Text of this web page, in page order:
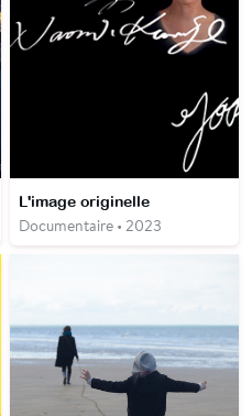
L'image originelle
Documentaire • 2023